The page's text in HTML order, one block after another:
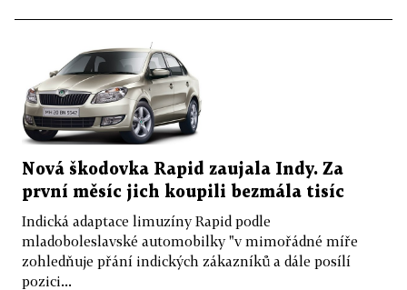
Nová škodovka Rapid zaujala Indy. Za
první měsíc jich koupili bezmála tisíc
Indická adaptace limuzíny Rapid podle
mladoboleslavské automobilky "v mimořádné míře
zohledňuje přání indických zákazníků a dále posílí
pozici...